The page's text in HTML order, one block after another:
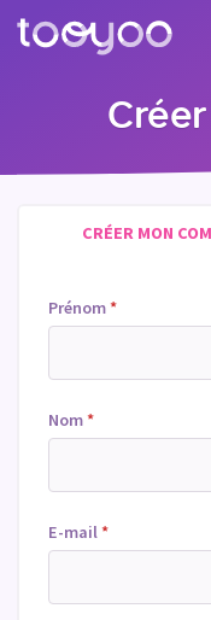
CRÉER MON
Prénom*
Nom*
E-mail*